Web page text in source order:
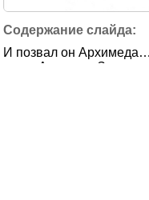
И позвал он
рона, Архимед. Золотая